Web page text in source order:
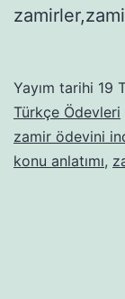
Yayım tarihi 19
Türkçe Ödevleri
zamir ödevini
konu anlatımı,